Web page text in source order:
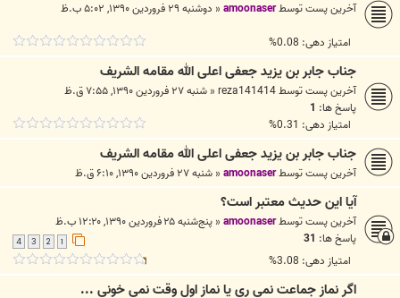
آخرین پست توسطamoonaser
« دوشنبه ۲۹ فروردین ۱۳۹۰, ۵:۰۲ ب.ظ
امتیاز دهی: 0.08%
جناب جابر بن یزید جعفی اعلی الله مقامه الشریف
آخرین پست توسطreza141414
« شنبه ۲۷ فروردین ۱۳۹۰, ۷:۵۵ ق.ظ
پاسخ ها: 1
امتیاز دهی: 0.31%
جناب جابر بن یزید جعفی اعلی الله مقامه الشریف
آخرین پست توسطamoonaser
« شنبه ۲۷ فروردین ۱۳۹۰, ۶:۱۰ ق.ظ
آيا اين حديث معتبر است؟
آخرین پست توسطamoonaser
« پنج‌شنبه ۲۵ فروردین ۱۳۹۰, ۱۲:۲۰ ب.ظ
پاسخ ها: 31
3
4
امتیاز دهی: 3.08%
اگر نماز جماعت نمی ری یا نماز اول وقت نمی خونی ...